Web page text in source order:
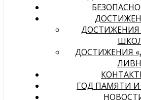
ДОСТИЖЕНИЯ
ДОСТИЖЕНИЯ
ГОД ПАМЯТИ